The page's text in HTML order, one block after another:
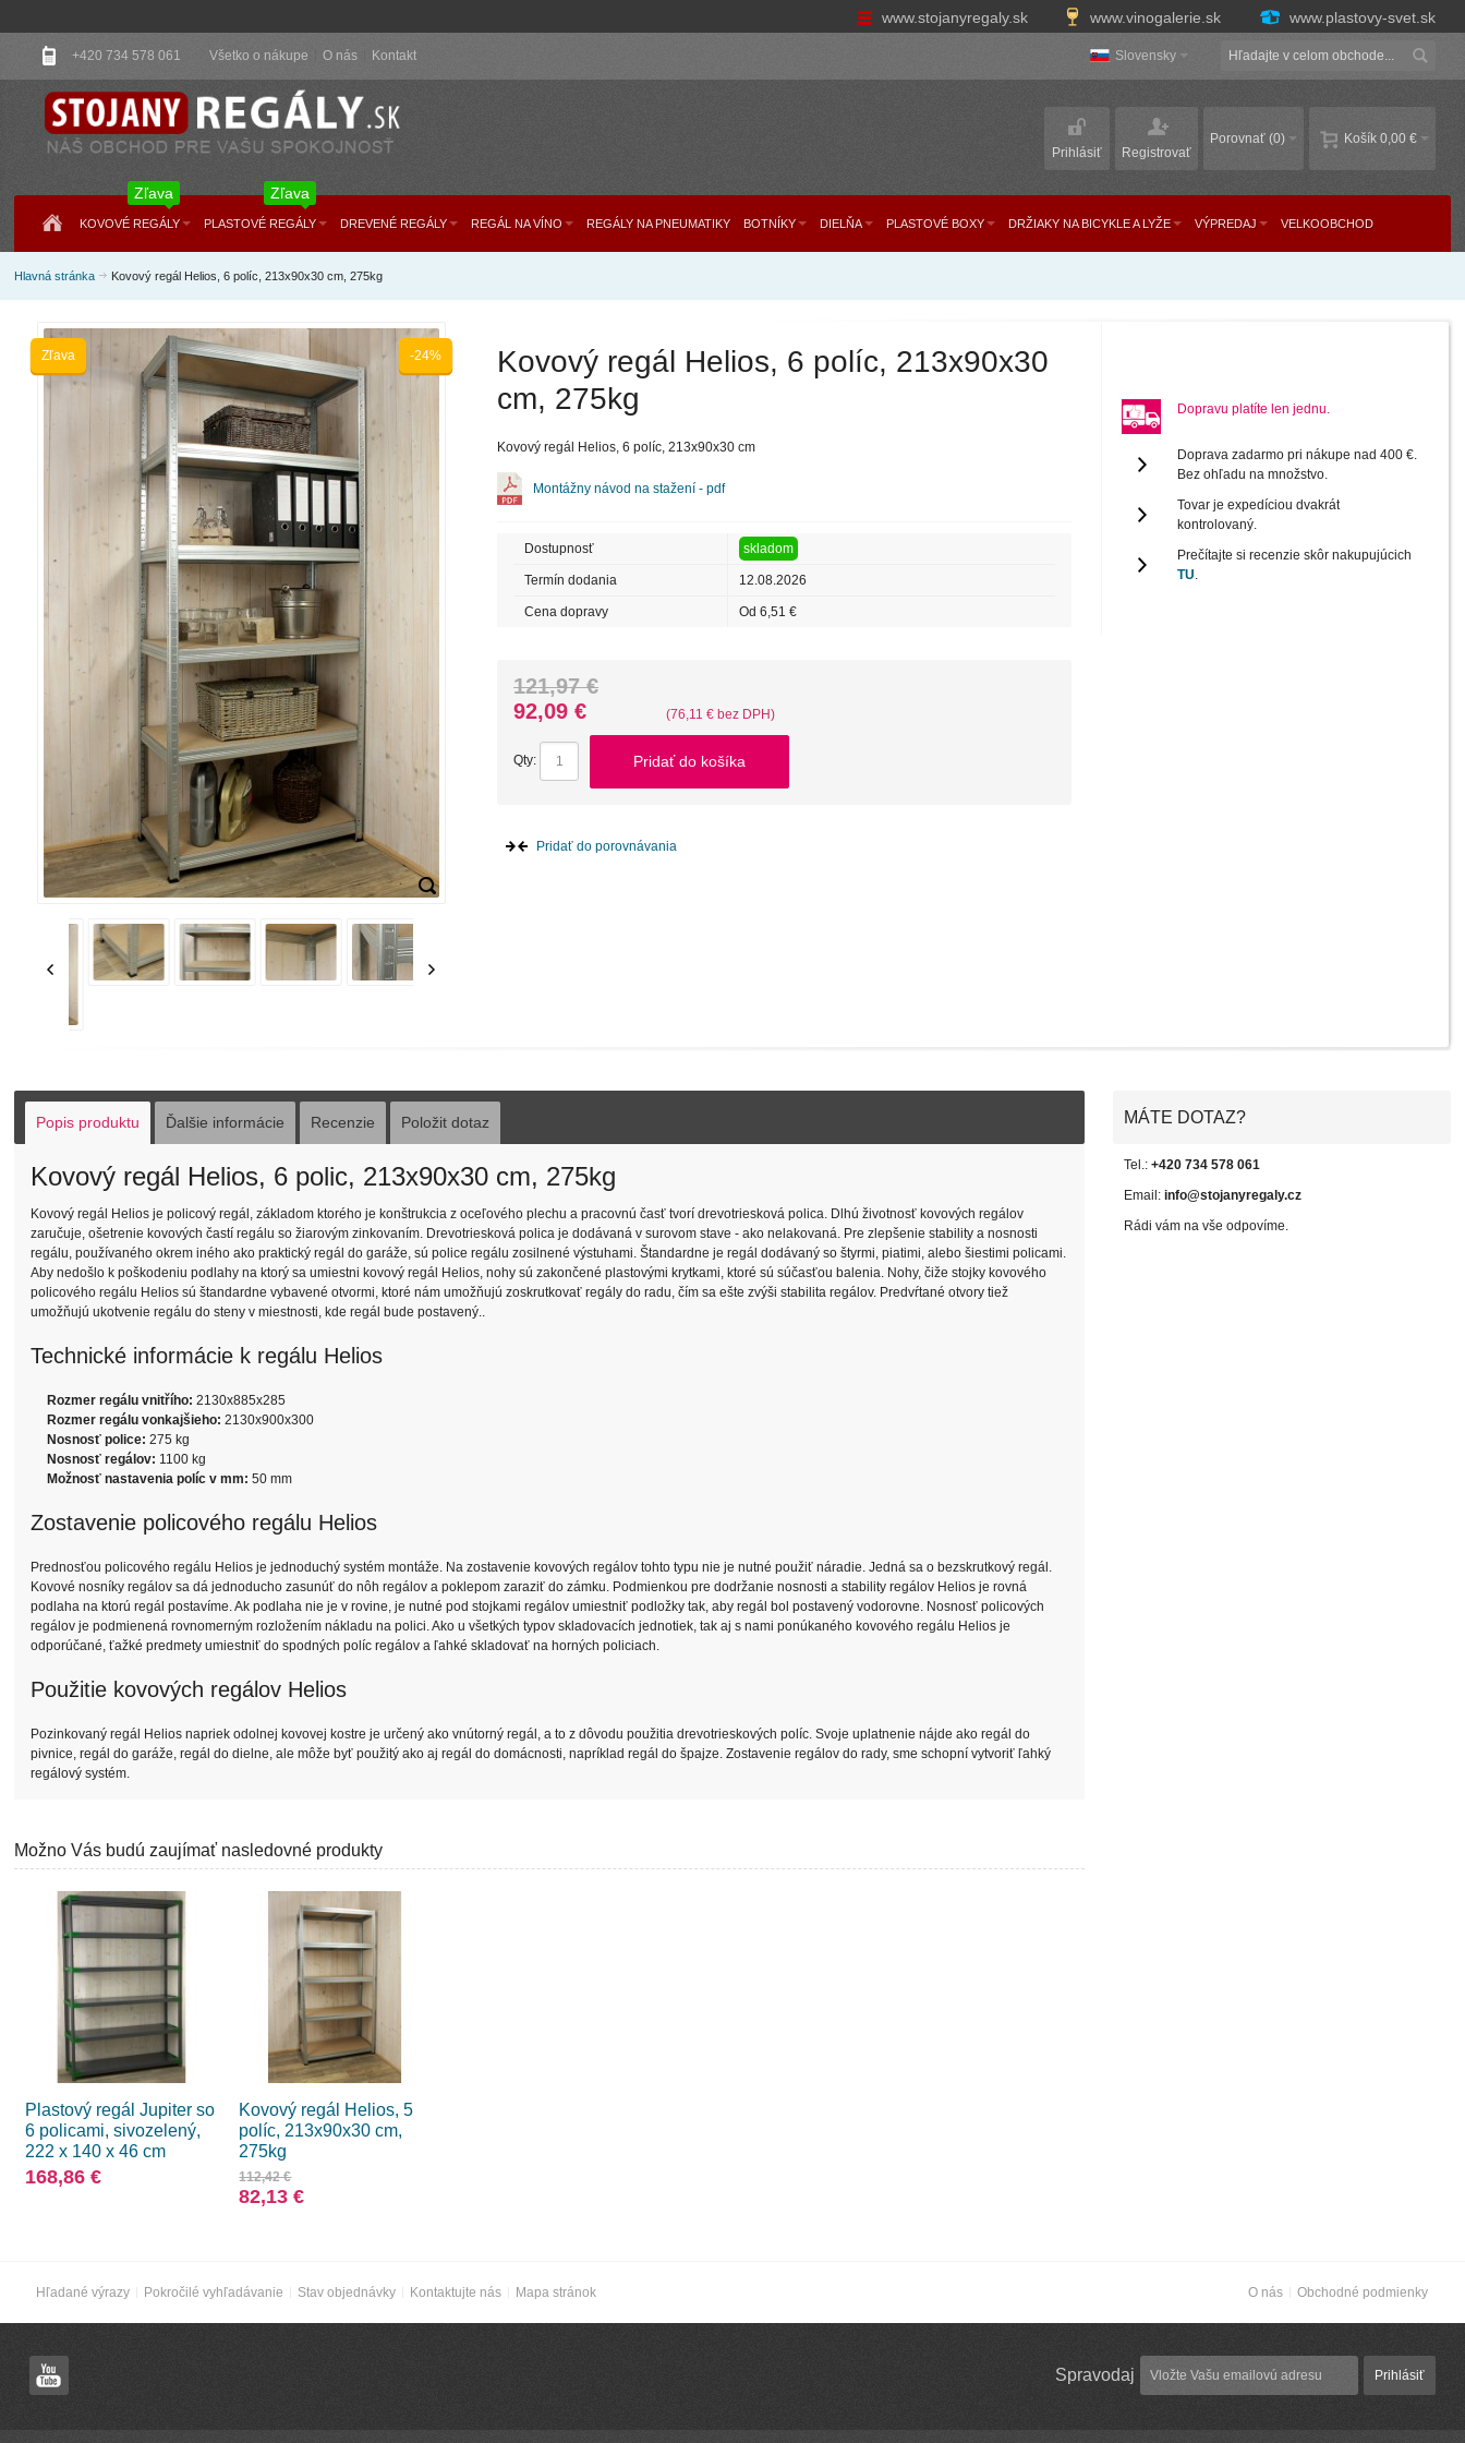
www.stojanyregaly.sk www.vinogalerie.sk www.plastovy-svet.sk
+420 734 578 061 Všetko o nákupe O nás Kontakt Slovensky
Košík 0,00 €
Porovnať (0)
Prihlásiť
Registrovať
KOVOVÉ REGÁLY
Zľava
PLASTOVÉ REGÁLY
Zľava
DREVENÉ REGÁLY REGÁL NA VÍNO REGÁLY NA PNEUMATIKY BOTNÍKY DIELŇA PLASTOVÉ BOXY DRŽIAKY NA BICYKLE A LYŽE VÝPREDAJ VELKOOBCHOD
Hlavná stránka Kovový regál Helios, 6 políc, 213x90x30 cm, 275kg
-24%
Zľava
Kovový regál Helios, 6 políc, 213x90x30
cm, 275kg
Kovový regál Helios, 6 políc, 213x90x30 cm
Montážny návod na stažení - pdf
Dostupnosť skladom
Termín dodania 12.08.2026
Cena dopravy Od 6,51 €
121,97 €
92,09 €
(76,11 € bez DPH)
Qty: Pridať do košíka
Pridať do porovnávania
Dopravu platíte len jednu.
Doprava zadarmo pri nákupe nad 400 €.
Bez ohľadu na množstvo.
Tovar je expedíciou dvakrát
kontrolovaný.
Prečítajte si recenzie skôr nakupujúcich
TU.
Popis produktu Ďalšie informácie Recenzie Položit dotaz
Kovový regál Helios, 6 polic, 213x90x30 cm, 275kg
Kovový regál Helios je policový regál, základom ktorého je konštrukcia z oceľového plechu a pracovnú časť tvorí drevotriesková polica. Dlhú životnosť kovových regálov
zaručuje, ošetrenie kovových častí regálu so žiarovým zinkovaním. Drevotriesková polica je dodávaná v surovom stave - ako nelakovaná. Pre zlepšenie stability a nosnosti
regálu, používaného okrem iného ako praktický regál do garáže, sú police regálu zosilnené výstuhami. Štandardne je regál dodávaný so štyrmi, piatimi, alebo šiestimi policami.
Aby nedošlo k poškodeniu podlahy na ktorý sa umiestni kovový regál Helios, nohy sú zakončené plastovými krytkami, ktoré sú súčasťou balenia. Nohy, čiže stojky kovového
policového regálu Helios sú štandardne vybavené otvormi, ktoré nám umožňujú zoskrutkovať regály do radu, čím sa ešte zvýši stabilita regálov. Predvŕtané otvory tiež
umožňujú ukotvenie regálu do steny v miestnosti, kde regál bude postavený..
Technické informácie k regálu Helios
Rozmer regálu vnitřího: 2130x885x285
Rozmer regálu vonkajšieho: 2130x900x300
Nosnosť police:275 kg
Nosnosť regálov: 1100 kg
Možnosť nastavenia políc v mm: 50 mm
Zostavenie policového regálu Helios
Prednosťou policového regálu Helios je jednoduchý systém montáže. Na zostavenie kovových regálov tohto typu nie je nutné použiť náradie. Jedná sa o bezskrutkový regál.
Kovové nosníky regálov sa dá jednoducho zasunúť do nôh regálov a poklepom zaraziť do zámku. Podmienkou pre dodržanie nosnosti a stability regálov Helios je rovná
podlaha na ktorú regál postavíme. Ak podlaha nie je v rovine, je nutné pod stojkami regálov umiestniť podložky tak, aby regál bol postavený vodorovne. Nosnosť policových
regálov je podmienená rovnomerným rozložením nákladu na polici. Ako u všetkých typov skladovacích jednotiek, tak aj s nami ponúkaného kovového regálu Helios je
odporúčané, ťažké predmety umiestniť do spodných políc regálov a ľahké skladovať na horných policiach.
Použitie kovových regálov Helios
Pozinkovaný regál Helios napriek odolnej kovovej kostre je určený ako vnútorný regál, a to z dôvodu použitia drevotrieskových políc. Svoje uplatnenie nájde ako regál do
pivnice, regál do garáže, regál do dielne, ale môže byť použitý ako aj regál do domácnosti, napríklad regál do špajze. Zostavenie regálov do rady, sme schopní vytvoriť ľahký
regálový systém.
MÁTE DOTAZ?
Tel.:+420 734 578 061
Email:info@stojanyregaly.cz
Rádi vám na vše odpovíme.
Možno Vás budú zaujímať nasledovné produkty
Plastový regál Jupiter so
6 policami, sivozelený,
222 x 140 x 46 cm
168,86 €
Kovový regál Helios, 5
políc, 213x90x30 cm,
275kg
112,42 €
82,13 €
Hľadané výrazy Pokročilé vyhľadávanie Stav objednávky Kontaktujte nás Mapa stránok O nás Obchodné podmienky
Spravodaj Prihlásiť